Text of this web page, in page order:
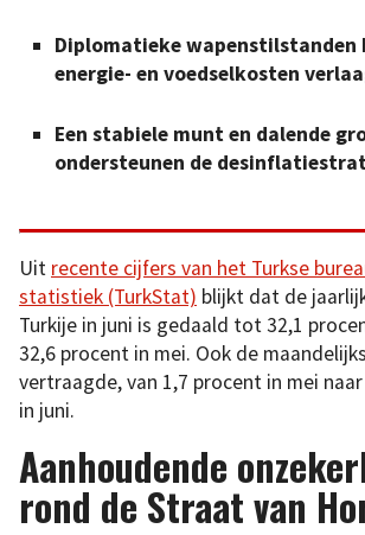
Diplomatieke wapenstilstanden
energie- en voedselkosten
Een stabiele munt en dalende
ondersteunen de
Uit recente cijfers van het Turkse
statistiek (TurkStat) blijkt dat de
Turkije in juni is gedaald tot 32,1
32,6 procent in mei. Ook de
vertraagde, van 1,7 procent in mei
in juni.
Aanhoudende
rond de Straat van